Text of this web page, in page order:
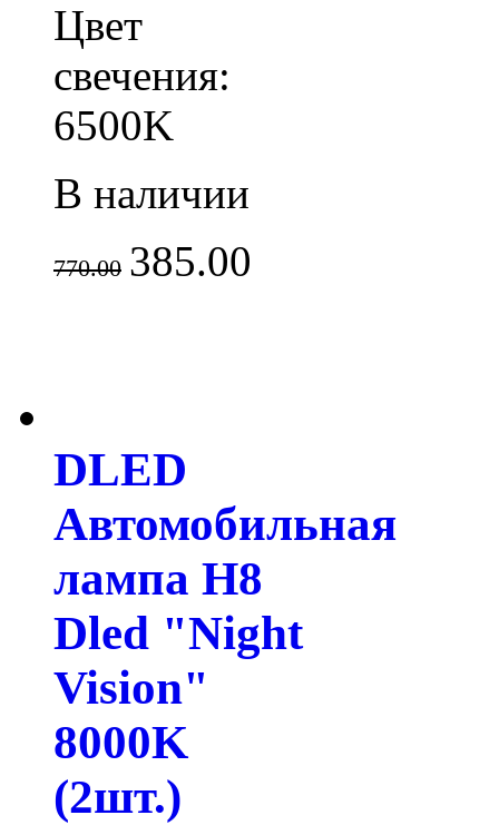
Цвет
свечения:
6500K
В наличии
770.00 385.00
DLED
Автомобильная
лампа H8
Dled "Night
Vision"
8000K
(2шт.)